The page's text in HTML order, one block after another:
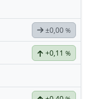
±0,00 %
+0,11 %